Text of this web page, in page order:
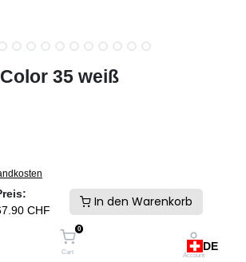
CHF
In den Warenkorb
0
Cart Account
35 weiß
keine Zollgebühren. Ab Lager Schweiz
IN DEN WARENKORB
DE